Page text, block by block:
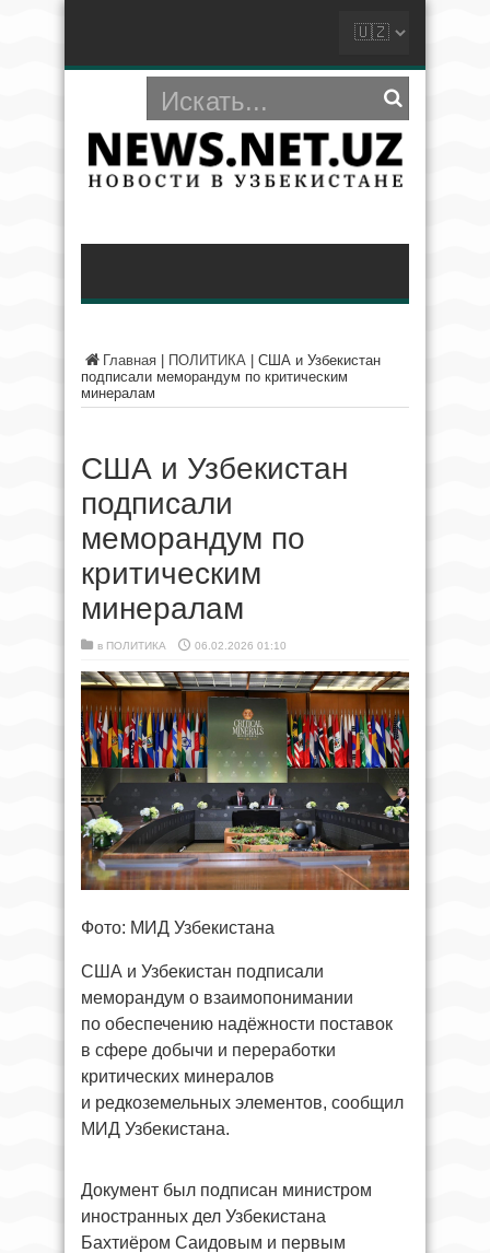
Главная ПОЛИТИКА
США и Узбекистан
подписали меморандум по критическим
минералам
США и Узбекистан
подписали
меморандум по
критическим
минералам
в ПОЛИТИКА 06.02.2026 01:10
Фото: МИД Узбекистана
США и Узбекистан подписали
меморандум о взаимопонимании
по обеспечению надёжности поставок
в сфере добычи и переработки
критических минералов
и редкоземельных элементов, сообщил
МИД Узбекистана.
Документ был подписан министром
иностранных дел Узбекистана
Бахтиёром Саидовым и первым